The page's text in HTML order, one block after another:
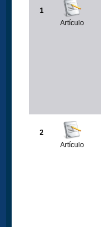
1
Artículo
2
Artículo